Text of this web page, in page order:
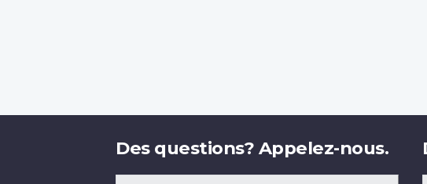
Des questions? Appelez-nous.